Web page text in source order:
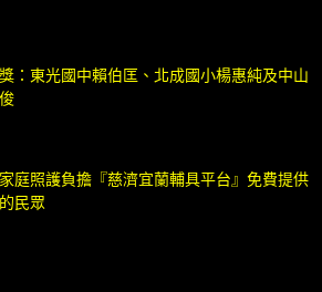
：東光國中賴伯匡、北成國小楊惠純及中山
庭照護負擔『慈濟宜蘭輔具平台』免費提供
民眾